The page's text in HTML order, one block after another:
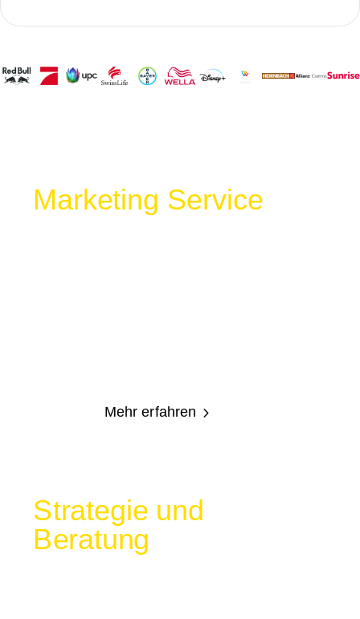
Marketing Service
Mehr erfahren 5
Strategie und
Beratung